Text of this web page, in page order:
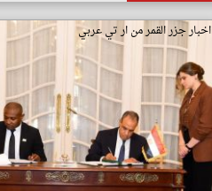
اخبار جزر القمر من ار تي عربي